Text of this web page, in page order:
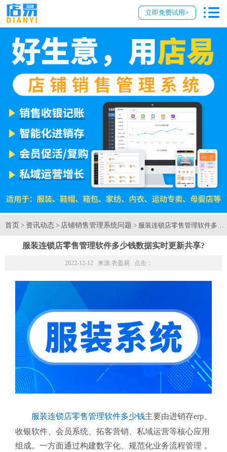
立即免费试用>
首页 > 资讯动态 > 店铺销售管理系统问题 > 服装连锁店零售管理软件多少
服装连锁店零售管理软件多少钱数据实时更新共享?
2022-12-12 来源:衣盈易 点击：
服装连锁店零售管理软件多少钱主要由进销存erp、
收银软件、会员系统、拓客营销、私域运营等核心应用
组成。一方面通过构建数字化、规范化业务流程管理，